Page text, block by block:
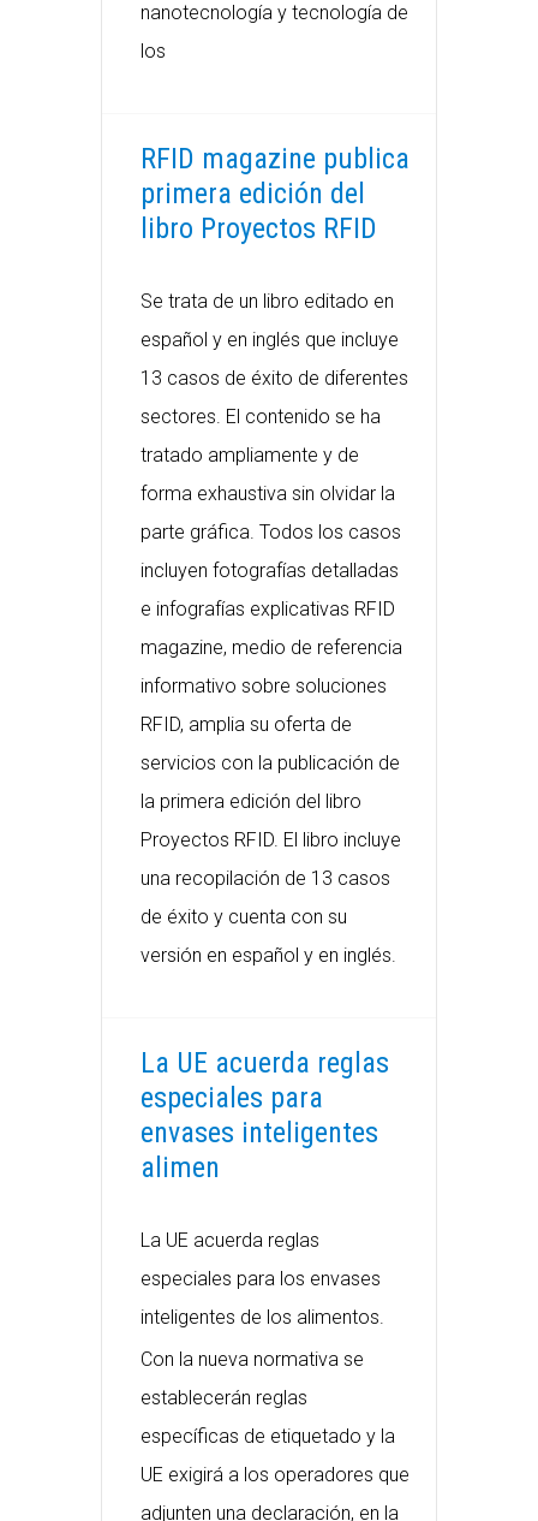
nanotecnología y tecnología de
los
RFID magazine publica
primera edición del
libro Proyectos RFID
Se trata de un libro editado en
español y en inglés que incluye
13 casos de éxito de diferentes
sectores. El contenido se ha
tratado ampliamente y de
forma exhaustiva sin olvidar la
parte gráfica. Todos los casos
incluyen fotografías detalladas
e infografías explicativas RFID
magazine, medio de referencia
informativo sobre soluciones
RFID, amplia su oferta de
servicios con la publicación de
la primera edición del libro
Proyectos RFID. El libro incluye
una recopilación de 13 casos
de éxito y cuenta con su
versión en español y en inglés.
La UE acuerda reglas
especiales para
envases inteligentes
alimen
La UE acuerda reglas
especiales para los envases
inteligentes de los alimentos.
Con la nueva normativa se
establecerán reglas
específicas de etiquetado y la
UE exigirá a los operadores que
adjunten una declaración, en la